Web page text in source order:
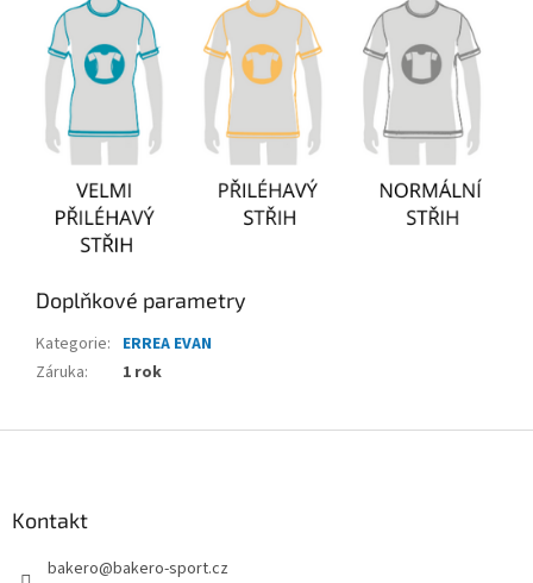
Doplňkové parametry
Kategorie: ERREA EVAN
Záruka: 1 rok
Kontakt
bakero@bakero-sport.cz